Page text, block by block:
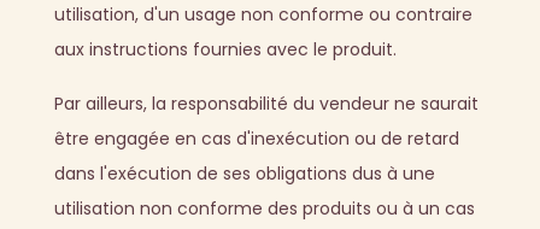
utilisation, d'un usage non conforme ou contraire
aux instructions fournies avec le produit.
Par ailleurs, la responsabilité du vendeur ne saurait
être engagée en cas d'inexécution ou de retard
dans l'exécution de ses obligations dus à une
utilisation non conforme des produits ou à un cas